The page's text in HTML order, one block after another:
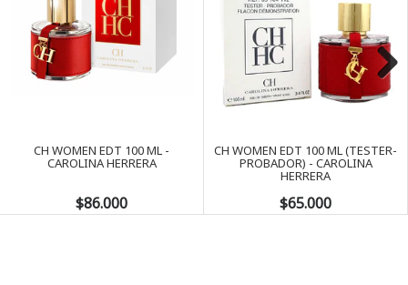
CH WOMEN EDT 100 ML -
CAROLINA HERRERA
$86.000
CH WOMEN EDT 100 ML (TESTER-
PROBADOR) - CAROLINA
HERRERA
$65.000
Next